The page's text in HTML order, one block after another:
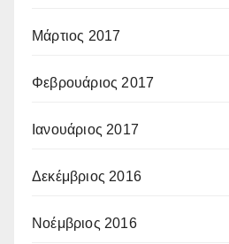
Μάρτιος 2017
Φεβρουάριος 2017
Ιανουάριος 2017
Δεκέμβριος 2016
Νοέμβριος 2016